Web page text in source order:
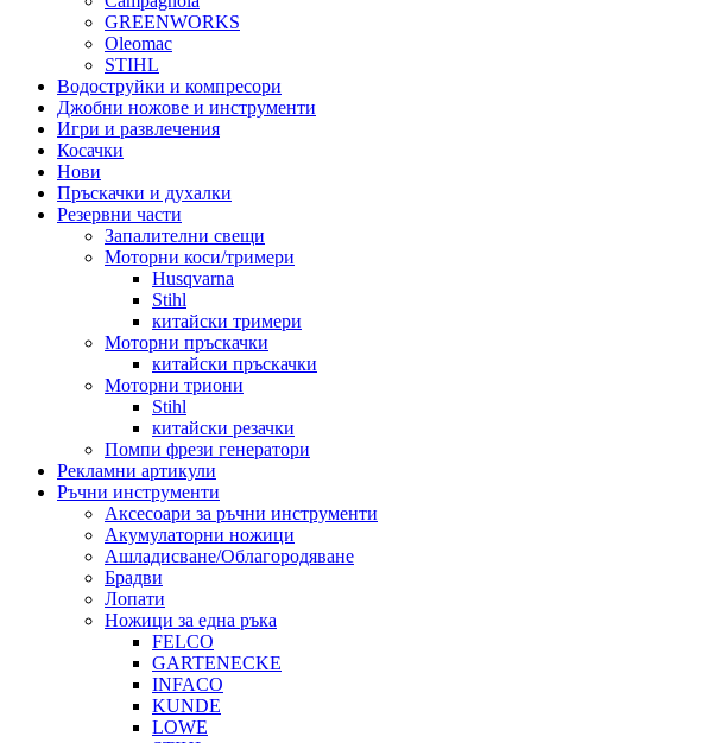
GREENWORKS
Oleomac
STIHL
Водоструйки и компресори
Джобни ножове и инструменти
Игри и развлечения
Косачки
Нови
Пръскачки и духалки
Резервни части
Запалителни свещи
Моторни коси/тримери
Husqvarna
Stihl
китайски тримери
Моторни пръскачки
китайски пръскачки
Моторни триони
Stihl
китайски резачки
Помпи фрези генератори
Рекламни артикули
Ръчни инструменти
Аксесоари за ръчни инструменти
Акумулаторни ножици
Ашладисване/Облагородяване
Брадви
Лопати
Ножици за една ръка
FELCO
GARTENECKE
INFACO
KUNDE
LOWE